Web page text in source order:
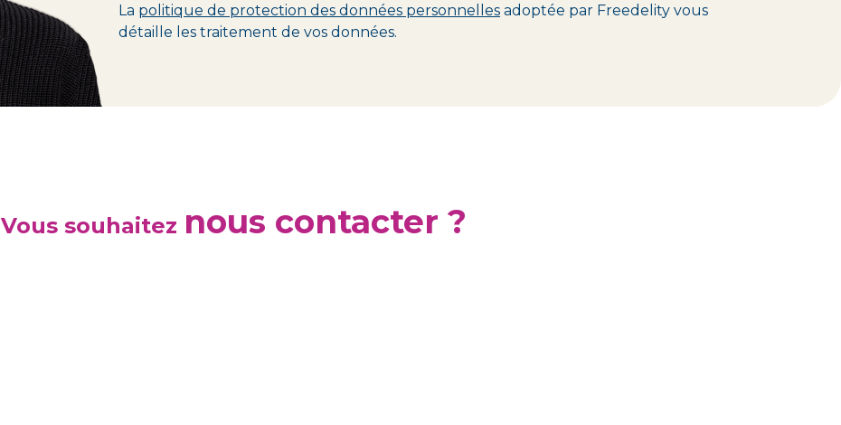
La politique de protection des données personnelles adoptée par Freedelity vous
détaille les traitement de vos données.
Vous souhaitez nous contacter ?